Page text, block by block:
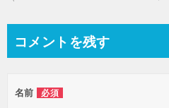
ビ
ー
コメントを残す
名前 必須